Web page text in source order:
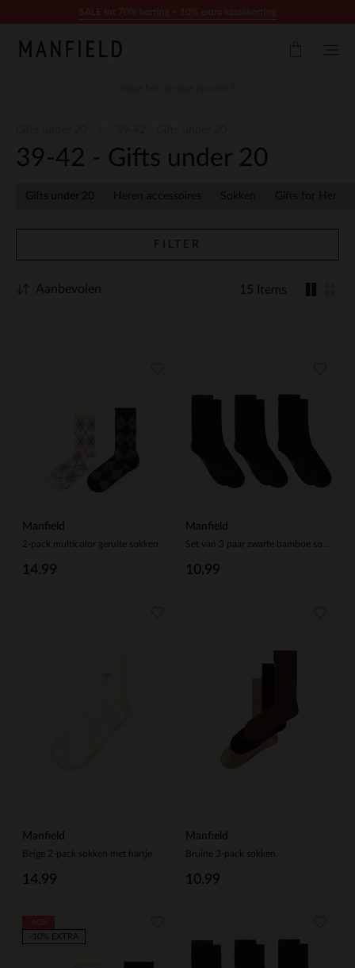
39-42 - Gifts under 20
Gifts under 20 Heren accessoires Sokken Gifts for Her
FILTER
15 Items
Aanbevolen
Manfield
2-pack multicolor geruite sokken
14.99
Manfield
10.99
Manfield
Beige 2-pack sokken met hartje
14.99
Manfield
Bruine 3-pack sokken
10.99
-10% EXTRA